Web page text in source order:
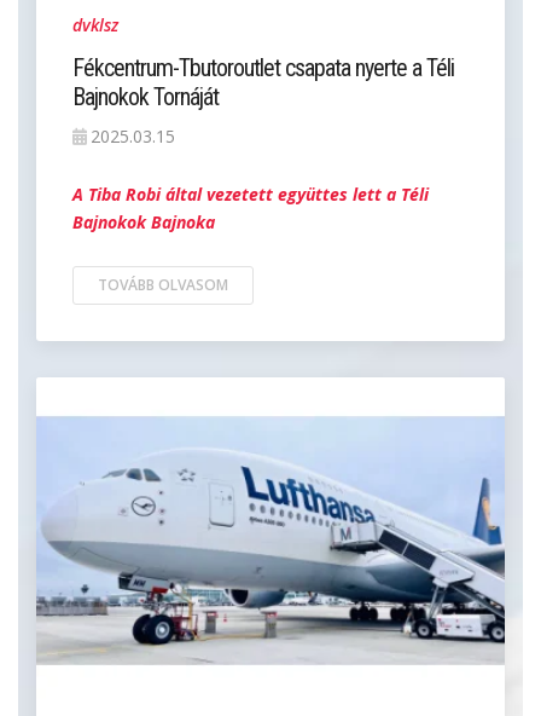
dvklsz
Fékcentrum-Tbutoroutlet csapata nyerte a Téli
Bajnokok Tornáját
2025.03.15
A Tiba Robi által vezetett együttes lett a Téli
Bajnokok Bajnoka
TOVÁBB OLVASOM